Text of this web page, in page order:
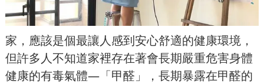
家，應該是個最讓人感到安心舒適的健康環境，
但許多人不知道家裡存在著會長期嚴重危害身體
健康的有毒氣體—「甲醛」，長期暴露在甲醛的